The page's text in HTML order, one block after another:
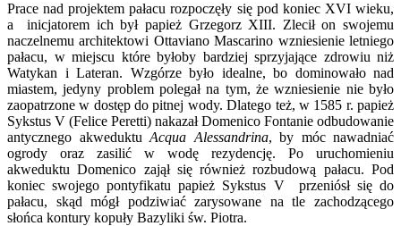
Prace nad projektem pałacu rozpoczęły się pod koniec XVI wieku,
a inicjatorem ich był papież Grzegorz XIII. Zlecił on swojemu
naczelnemu architektowi Ottaviano Mascarino wzniesienie letniego
pałacu, w miejscu które byłoby bardziej sprzyjające zdrowiu niż
Watykan i Lateran. Wzgórze było idealne, bo dominowało nad
miastem, jedyny problem polegał na tym, że wzniesienie nie było
zaopatrzone w dostęp do pitnej wody. Dlatego też, w 1585 r. papież
Sykstus V (Felice Peretti) nakazał Domenico Fontanie odbudowanie
antycznego akweduktu Acqua Alessandrina, by móc nawadniać
ogrody oraz zasilić w wodę rezydencję. Po uruchomieniu
akweduktu Domenico zajął się również rozbudową pałacu. Pod
koniec swojego pontyfikatu papież Sykstus V przeniósł się do
pałacu, skąd mógł podziwiać zarysowane na tle zachodzącego
słońca kontury kopuły Bazyliki św. Piotra.